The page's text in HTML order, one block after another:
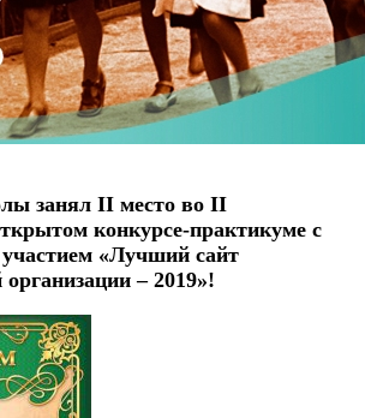
занял II место во II
конкурсе-практикуме с
«Лучший сайт
организации – 2019»!